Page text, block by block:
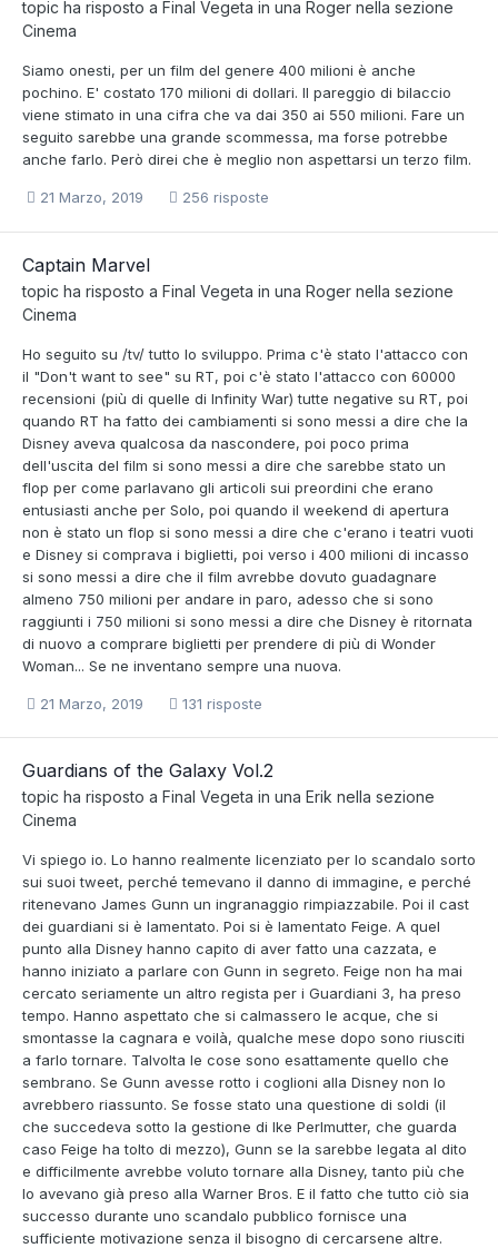
topic ha risposto a Final Vegeta in una Roger nella sezione
Cinema
Siamo onesti, per un film del genere 400 milioni è anche
pochino. E' costato 170 milioni di dollari. Il pareggio di bilaccio
viene stimato in una cifra che va dai 350 ai 550 milioni. Fare un
seguito sarebbe una grande scommessa, ma forse potrebbe
anche farlo. Però direi che è meglio non aspettarsi un terzo film.
21 Marzo, 2019 256 risposte
Captain Marvel
topic ha risposto a Final Vegeta in una Roger nella sezione
Cinema
Ho seguito su /tv/ tutto lo sviluppo. Prima c'è stato l'attacco con
il "Don't want to see" su RT, poi c'è stato l'attacco con 60000
recensioni (più di quelle di Infinity War) tutte negative su RT, poi
quando RT ha fatto dei cambiamenti si sono messi a dire che la
Disney aveva qualcosa da nascondere, poi poco prima
dell'uscita del film si sono messi a dire che sarebbe stato un
flop per come parlavano gli articoli sui preordini che erano
entusiasti anche per Solo, poi quando il weekend di apertura
non è stato un flop si sono messi a dire che c'erano i teatri vuoti
e Disney si comprava i biglietti, poi verso i 400 milioni di incasso
si sono messi a dire che il film avrebbe dovuto guadagnare
almeno 750 milioni per andare in paro, adesso che si sono
raggiunti i 750 milioni si sono messi a dire che Disney è ritornata
di nuovo a comprare biglietti per prendere di più di Wonder
Woman... Se ne inventano sempre una nuova.
21 Marzo, 2019 131 risposte
Guardians of the Galaxy Vol.2
topic ha risposto a Final Vegeta in una Erik nella sezione
Cinema
Vi spiego io. Lo hanno realmente licenziato per lo scandalo sorto
sui suoi tweet, perché temevano il danno di immagine, e perché
ritenevano James Gunn un ingranaggio rimpiazzabile. Poi il cast
dei guardiani si è lamentato. Poi si è lamentato Feige. A quel
punto alla Disney hanno capito di aver fatto una cazzata, e
hanno iniziato a parlare con Gunn in segreto. Feige non ha mai
cercato seriamente un altro regista per i Guardiani 3, ha preso
tempo. Hanno aspettato che si calmassero le acque, che si
smontasse la cagnara e voilà, qualche mese dopo sono riusciti
a farlo tornare. Talvolta le cose sono esattamente quello che
sembrano. Se Gunn avesse rotto i coglioni alla Disney non lo
avrebbero riassunto. Se fosse stato una questione di soldi (il
che succedeva sotto la gestione di Ike Perlmutter, che guarda
caso Feige ha tolto di mezzo), Gunn se la sarebbe legata al dito
e difficilmente avrebbe voluto tornare alla Disney, tanto più che
lo avevano già preso alla Warner Bros. E il fatto che tutto ciò sia
successo durante uno scandalo pubblico fornisce una
sufficiente motivazione senza il bisogno di cercarsene altre.